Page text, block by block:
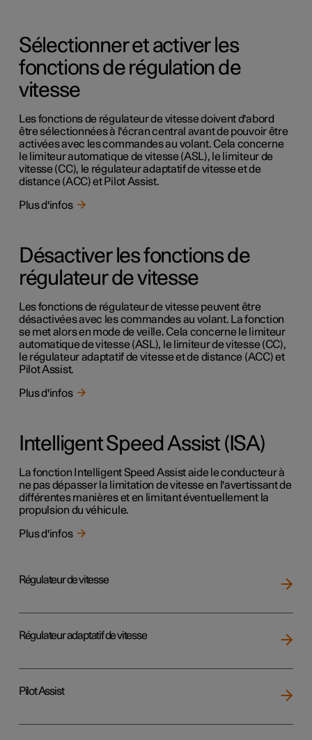
Sélectionner et activer les
fonctions de régulation de
vitesse
Les fonctions de régulateur de vitesse doivent d'abord
être sélectionnées à l'écran central avant de pouvoir être
activées avec les commandes au volant. Cela concerne
le limiteur automatique de vitesse (ASL), le limiteur de
vitesse (CC), le régulateur adaptatif de vitesse et de
distance (ACC) et Pilot Assist.
Plus d'infos
Désactiver les fonctions de
régulateur de vitesse
Les fonctions de régulateur de vitesse peuvent être
désactivées avec les commandes au volant. La fonction
se met alors en mode de veille. Cela concerne le limiteur
automatique de vitesse (ASL), le limiteur de vitesse (CC),
le régulateur adaptatif de vitesse et de distance (ACC) et
Pilot Assist.
Plus d'infos
Intelligent Speed Assist (ISA)
La fonction Intelligent Speed Assist aide le conducteur à
ne pas dépasser la limitation de vitesse en l'avertissant de
différentes manières et en limitant éventuellement la
propulsion du véhicule.
Plus d'infos
Régulateur de vitesse
Régulateur adaptatif de vitesse
Pilot Assist